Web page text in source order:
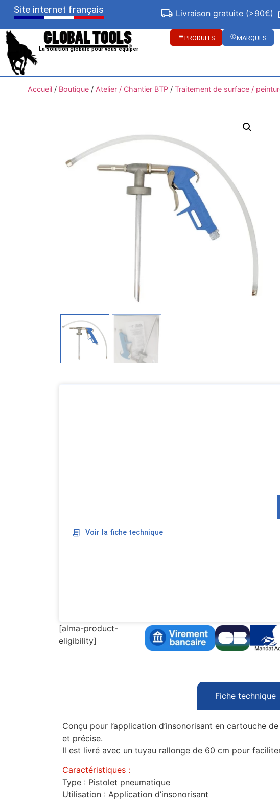
Site internet français Livraison gratuite (>90€)
La solution globale pour vous équiper
PRODUITS MARQUES
Accueil/ Boutique/ Atelier / Chantier BTP/ Traitement de surface /
Voir la fiche technique
[alma-product-
eligibility]
Fiche technique
Conçu pour l’application d’insonorisant en cartouche
et précise.
Il est livré avec un tuyau rallonge de 60 cm pour
Caractéristiques :
Type : Pistolet pneumatique
Utilisation : Application d’insonorisant